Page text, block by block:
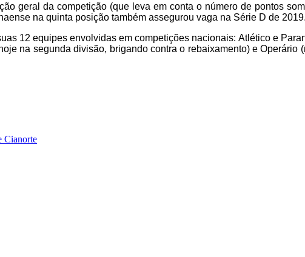
geral da competição (que leva em conta o número de pontos
na quinta posição também assegurou vaga na Série D de 2019.
12 equipes envolvidas em competições nacionais: Atlético e
na segunda divisão, brigando contra o rebaixamento) e
Cianorte